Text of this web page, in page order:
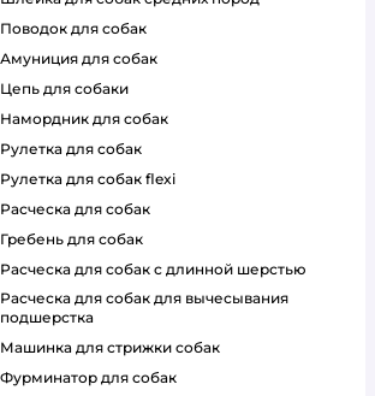
поводок для собак
амуниция для собак
цепь для собаки
намордник для собак
рулетка для собак
рулетка для собак flexi
расческа для собак
гребень для собак
расческа для собак с длинной шерстью
расческа для собак для вычесывания
подшерстка
машинка для стрижки собак
фурминатор для собак